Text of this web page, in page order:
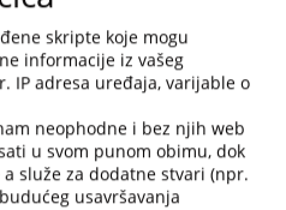
skripte koje mogu
informacije iz vašeg
IP adresa uređaja, varijable o
neophodne i bez njih web
u svom punom obimu, dok
služe za dodatne stvari (npr.
usavršavanja